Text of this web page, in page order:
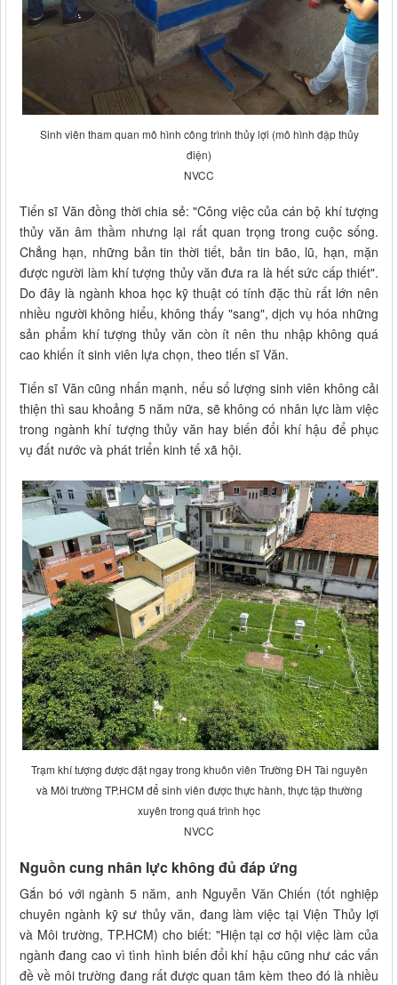
Sinh viên tham quan mô hình công trình thủy lợi (mô hình đập thủy
điện)
NVCC
Tiến sĩ Văn đồng thời chia sẻ: "Công việc của cán bộ khí tượng
thủy văn âm thầm nhưng lại rất quan trọng trong cuộc sống.
Chẳng hạn, những bản tin thời tiết, bản tin bão, lũ, hạn, mặn
được người làm khí tượng thủy văn đưa ra là hết sức cấp thiết".
Do đây là ngành khoa học kỹ thuật có tính đặc thù rất lớn nên
nhiều người không hiểu, không thấy "sang", dịch vụ hóa những
sản phẩm khí tượng thủy văn còn ít nên thu nhập không quá
cao khiến ít sinh viên lựa chọn, theo tiến sĩ Văn.
Tiến sĩ Văn cũng nhấn mạnh, nếu số lượng sinh viên không cải
thiện thì sau khoảng 5 năm nữa, sẽ không có nhân lực làm việc
trong ngành khí tượng thủy văn hay biến đổi khí hậu để phục
vụ đất nước và phát triển kinh tế xã hội.
Trạm khí tượng được đặt ngay trong khuôn viên Trường ĐH Tài nguyên
và Môi trường TP.HCM để sinh viên được thực hành, thực tập thường
xuyên trong quá trình học
NVCC
Nguồn cung nhân lực không đủ đáp ứng
Gắn bó với ngành 5 năm, anh Nguyễn Văn Chiến (tốt nghiệp
chuyên ngành kỹ sư thủy văn, đang làm việc tại Viện Thủy lợi
và Môi trường, TP.HCM) cho biết: "Hiện tại cơ hội việc làm của
ngành đang cao vì tình hình biến đổi khí hậu cũng như các vấn
đề về môi trường đang rất được quan tâm kèm theo đó là nhiều